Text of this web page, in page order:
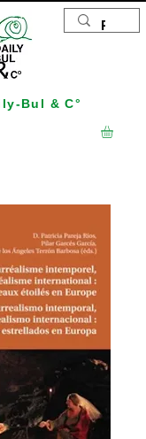
Bul & C°